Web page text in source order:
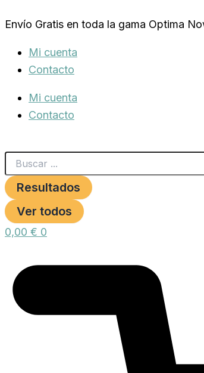
al
Envío Gratis en toda la gama Optima
Mi cuenta
Contacto
Mi cuenta
Contacto
Resultados
Ver todos
0,00 € 0
ELASTICA
cantidad